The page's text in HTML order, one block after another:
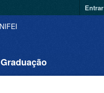
Entrar
Graduação